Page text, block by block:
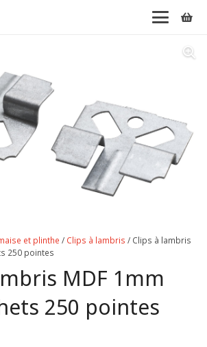
et plinthe / Clips à lambris / Clips à lambris
250 pointes
MDF 1mm
250 pointes